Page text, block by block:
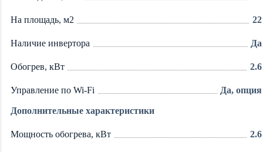
На площадь, м2 22
Наличие инвертора Да
Обогрев, кВт 2.6
Управление по Wi-Fi Да, опция
Дополнительные характеристики
Мощность обогрева, кВт 2.6